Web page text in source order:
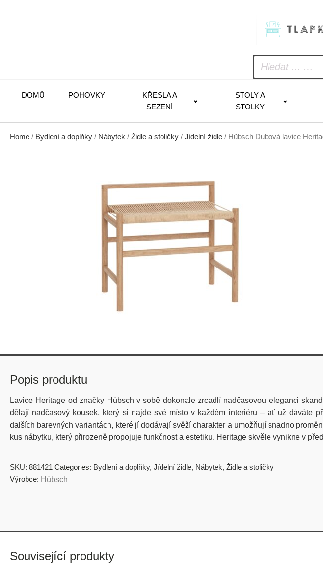
DOMŮ POHOVKY
KŘESLA A
SEZENÍ
STOLY A
STOLKY
Home / Bydlení a doplňky / Nábytek / Židle a stoličky / Jídelní židle / Hübsch Dubová lavice
Popis produktu
Lavice Heritage od značky Hübsch v sobě dokonale zrcadlí nadčasovou eleganci
dělají nadčasový kousek, který si najde své místo v každém interiéru – ať už dáváte
dalších barevných variantách, které jí dodávají svěží charakter a umožňují snadno
kus nábytku, který přirozeně propojuje funkčnost a estetiku. Heritage skvěle vynikne v
SKU: 881421 Categories: Bydlení a doplňky, Jídelní židle, Nábytek, Židle a stoličky
Výrobce: Hübsch
Související produkty